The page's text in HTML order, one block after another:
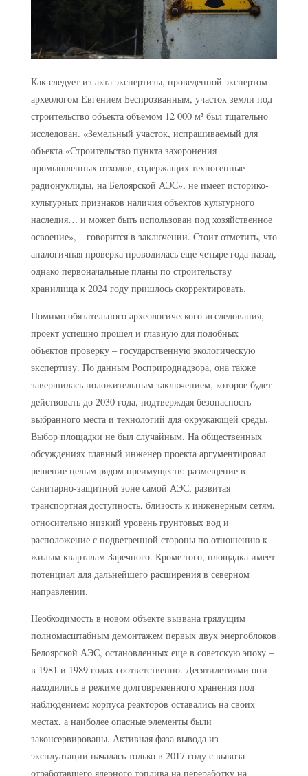
Как следует из акта экспертизы, проведенной экспертом-
археологом Евгением Беспрозванным, участок земли под
строительство объекта объемом 12 000 м³ был тщательно
исследован. «Земельный участок, испрашиваемый для
объекта «Строительство пункта захоронения
промышленных отходов, содержащих техногенные
радионуклиды, на Белоярской АЭС», не имеет историко-
культурных признаков наличия объектов культурного
наследия… и может быть использован под хозяйственное
освоение», – говорится в заключении. Стоит отметить, что
аналогичная проверка проводилась еще четыре года назад,
однако первоначальные планы по строительству
хранилища к 2024 году пришлось скорректировать.
Помимо обязательного археологического исследования,
проект успешно прошел и главную для подобных
объектов проверку – государственную экологическую
экспертизу. По данным Росприроднадзора, она также
завершилась положительным заключением, которое будет
действовать до 2030 года, подтверждая безопасность
выбранного места и технологий для окружающей среды.
Выбор площадки не был случайным. На общественных
обсуждениях главный инженер проекта аргументировал
решение целым рядом преимуществ: размещение в
санитарно-защитной зоне самой АЭС, развитая
транспортная доступность, близость к инженерным сетям,
относительно низкий уровень грунтовых вод и
расположение с подветренной стороны по отношению к
жилым кварталам Заречного. Кроме того, площадка имеет
потенциал для дальнейшего расширения в северном
направлении.
Необходимость в новом объекте вызвана грядущим
полномасштабным демонтажем первых двух энергоблоков
Белоярской АЭС, остановленных еще в советскую эпоху –
в 1981 и 1989 годах соответственно. Десятилетиями они
находились в режиме долговременного хранения под
наблюдением: корпуса реакторов оставались на своих
местах, а наиболее опасные элементы были
законсервированы. Активная фаза вывода из
эксплуатации началась только в 2017 году с вывоза
отработавшего ядерного топлива на переработку на